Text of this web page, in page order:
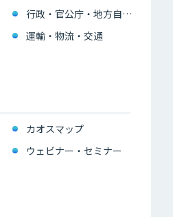
行政・官公庁・地方自治体
運輸・物流・交通
カオスマップ
ウェビナー・セミナー